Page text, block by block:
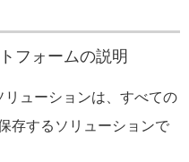
フォームの説明
ューションは、すべての
存するソリューションで